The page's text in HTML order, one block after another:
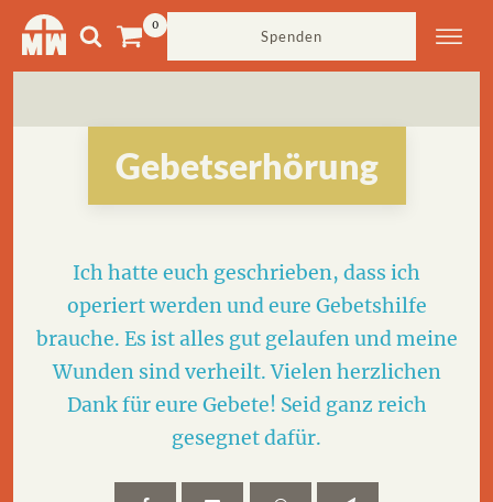
Spenden
Gebetserhörung
Ich hatte euch geschrieben, dass ich
operiert werden und eure Gebetshilfe
brauche. Es ist alles gut gelaufen und meine
Wunden sind verheilt. Vielen herzlichen
Dank für eure Gebete! Seid ganz reich
gesegnet dafür.